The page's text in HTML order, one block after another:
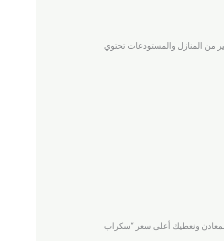
من المنازل والمستودعات تحتوي
ونعطيك أعلى سعر “سكراب